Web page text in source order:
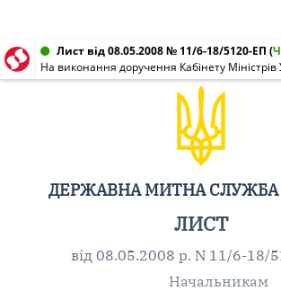
Лист від 08.05.2008 № 11/6-18/5120-ЕП (
ДЕРЖАВНА МИТНА СЛУЖБА
ЛИСТ
від 08.05.2008 р. N 11/6-18/
Начальникам